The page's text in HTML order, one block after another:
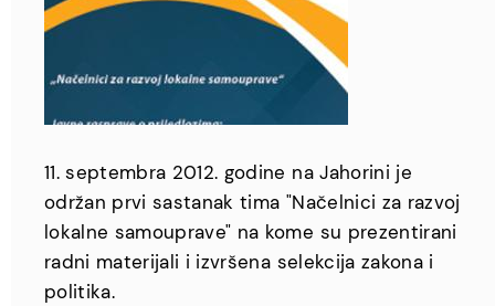
11. septembra 2012. godine na Jahorini je
održan prvi sastanak tima "Načelnici za razvoj
lokalne samouprave" na kome su prezentirani
radni materijali i izvršena selekcija zakona i
politika.